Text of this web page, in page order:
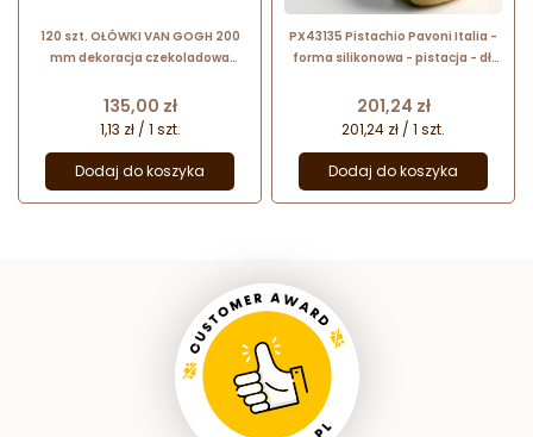
120 szt. OŁÓWKI VAN GOGH 200
mm dekoracja czekoladowa
Cena
135,00 zł
1,13 zł / 1 szt.
Dodaj do koszyka
PX43135 Pistachio Pavoni Italia -
forma silikonowa - pistacja - dł.
120 ml x 15 porcji
Cena
201,24 zł
201,24 zł / 1 szt.
Dodaj do koszyka